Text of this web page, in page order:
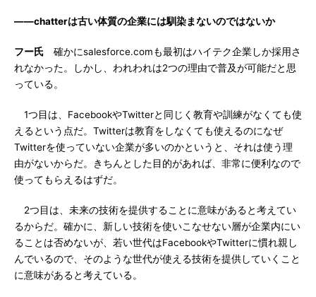
――chatterは古い体質の企業には馴染まないのではないか
フー氏 確かにsalesforce.comも最初はハイテク企業しか採用さ
れなかった。しかし、われわれは2つの理由で普及が可能だと思
っている。
1つ目は、FacebookやTwitterと同じく教育や訓練がなくても使
えるという点だ。Twitterは教育をしなくても使えるのになぜ
Twitterを使っていない企業が多いのかというと、それは使う理
由がないからだ。きちんとした目的があれば、非常に便利なので
使ってもらえるはずだ。
2つ目は、未来の技術を提供することに意味があると考えてい
るからだ。確かに、新しい技術を使いこなせない層が企業内にい
ることは否めないが、若い世代はFacebookやTwitterに慣れ親し
んでいるので、そのような世代が使える技術を提供していくこと
に意味があると考えている。